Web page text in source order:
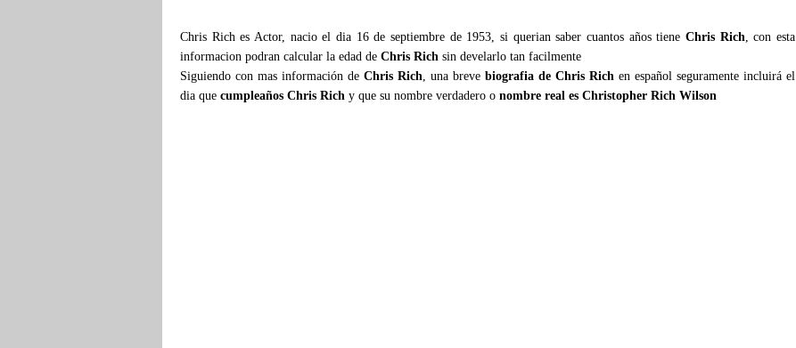
Chris Rich es Actor, nacio el dia 16 de septiembre de 1953, si querian saber cuantos años tiene Chris Rich, con esta
informacion podran calcular la edad de Chris Rich sin develarlo tan facilmente
Siguiendo con mas información de Chris Rich, una breve biografia de Chris Rich en español seguramente incluirá el
dia que cumpleaños Chris Rich y que su nombre verdadero o nombre real es Christopher Rich Wilson